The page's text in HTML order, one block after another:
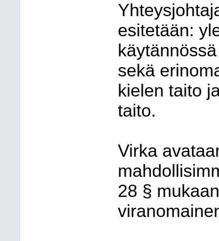
esitetään:
sekä
kielen taito
taito.
Virka
28 §